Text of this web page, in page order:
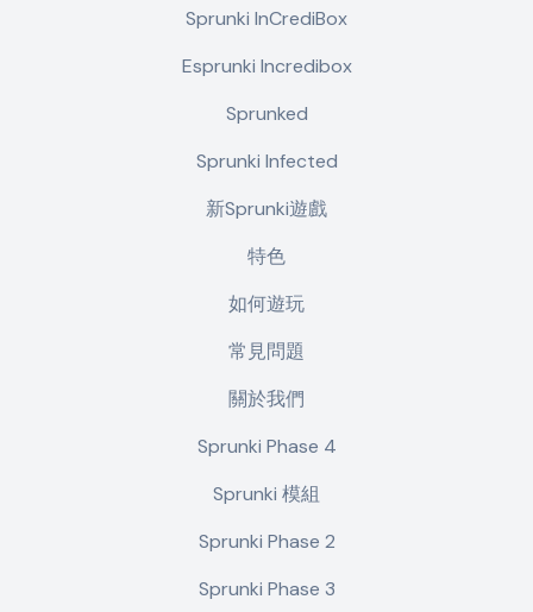
Sprunki InCrediBox
Esprunki Incredibox
Sprunked
Sprunki Infected
新Sprunki遊戲
特色
如何遊玩
常見問題
關於我們
Sprunki Phase 4
Sprunki 模組
Sprunki Phase 2
Sprunki Phase 3